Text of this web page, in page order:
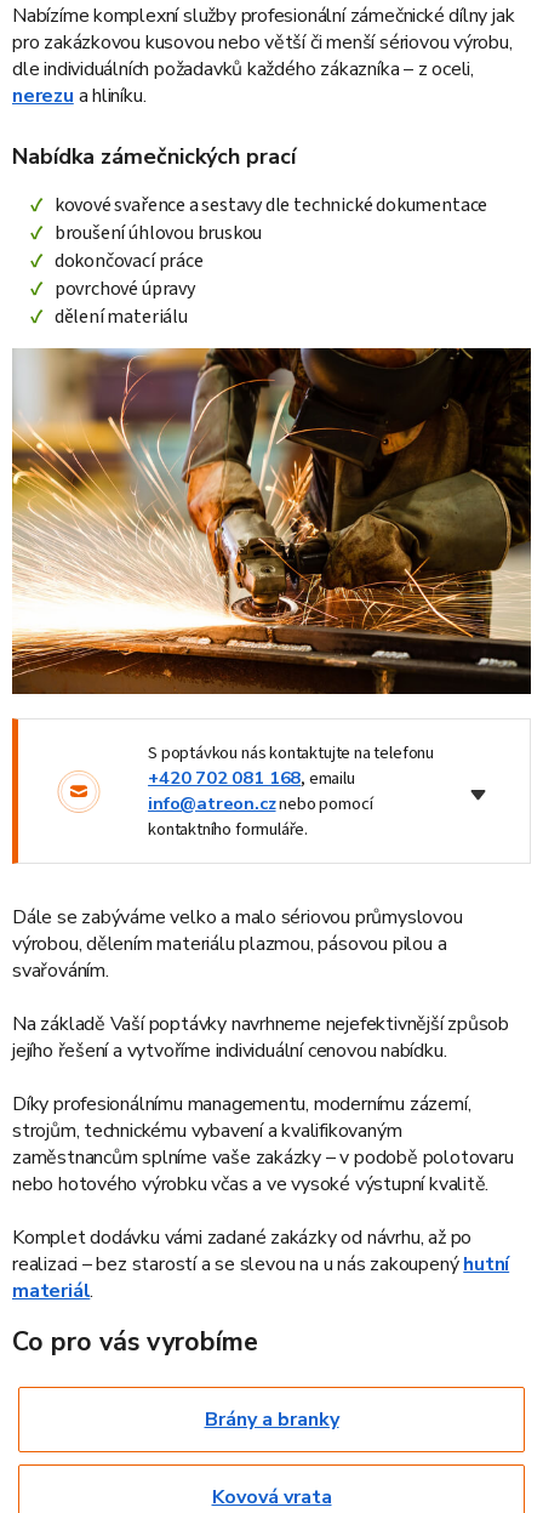
Nabízíme komplexní služby profesionální zámečnické dílny jak
pro zakázkovou kusovou nebo větší či menší sériovou výrobu,
dle individuálních požadavků každého zákazníka – z oceli,
nerezu a hliníku.
Nabídka zámečnických prací
kovové svařence a sestavy dle technické dokumentace
broušení úhlovou bruskou
dokončovací práce
povrchové úpravy
dělení materiálu
S poptávkou nás kontaktujte na telefonu
+420 702 081 168, emailu
info@atreon.cznebo pomocí
kontaktního formuláře.
Dále se zabýváme velko a malo sériovou průmyslovou
výrobou, dělením materiálu plazmou, pásovou pilou a
svařováním.
Na základě Vaší poptávky navrhneme nejefektivnější způsob
jejího řešení a vytvoříme individuální cenovou nabídku.
Díky profesionálnímu managementu, modernímu zázemí,
strojům, technickému vybavení a kvalifikovaným
zaměstnancům splníme vaše zakázky – v podobě polotovaru
nebo hotového výrobku včas a ve vysoké výstupní kvalitě.
Komplet dodávku vámi zadané zakázky od návrhu, až po
realizaci – bez starostí a se slevou na u nás zakoupenýhutní
materiál.
Co pro vás vyrobíme
Brány a branky
Kovová vrata